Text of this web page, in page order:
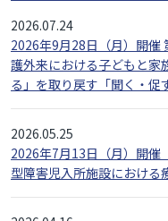
2026.07.24
2026年9月28日（月）開催
護外来における子どもと家
る」を取り戻す「聞く・促
2026.05.25
2026年7月13日（月）開
型障害児入所施設における